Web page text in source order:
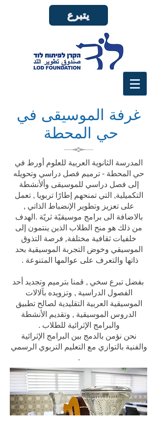
يتبرع
غرفة الموسيقى في
حي المحطة
المدرسة الثانوية العربية للعلوم أورط في
حي المحطة - ترميم فصل دراسي وتحويله
إلى فصل دراسي للموسيقى وألأنشطة
التكميلية, التي تمنحهم إطارًا تربويا , تعمل
على تعزيز وتطوير الإنضباط الذاتي ,
بالاضافة الى برامج موسيقيًة ثريًة .​الهدف
من ذلك هو منح الطلاب الذين ينتمون إلى
خلفيات ثقافية مختلفة, فرصة التذوق
الموسيقي وخوض التجربة الموسيقية بحد
ذاتها والتعرف على عوالمها المتنوعة .
بفضل تبرع سخي , قمنا بترميم وتجديد أحد
الفصول الدراسية , وتزويده بآلالات
الموسيقية العربية التقليدية لصالح تطبيق
الدروس الموسيقية , وتقديم الأنشطة
والبرامج الإثرائية للطلاب .
نحن نؤمن بالدمج بين البرامج الإثرائية
والفنية بالتوازي مع التعليم التربوي الرسمي
.